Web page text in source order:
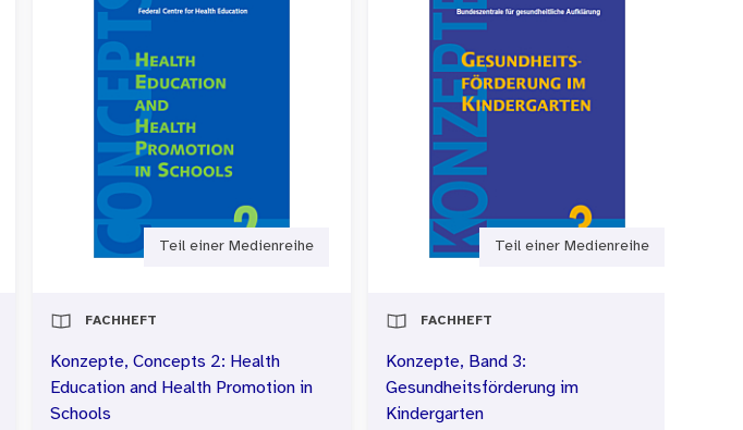
Teil einer Medienreihe
FACHHEFT
Konzepte, Concepts 2: Health
Education and Health Promotion in
Schools
Teil einer Medienreihe
FACHHEFT
Konzepte, Band 3:
Gesundheitsförderung im
Kindergarten